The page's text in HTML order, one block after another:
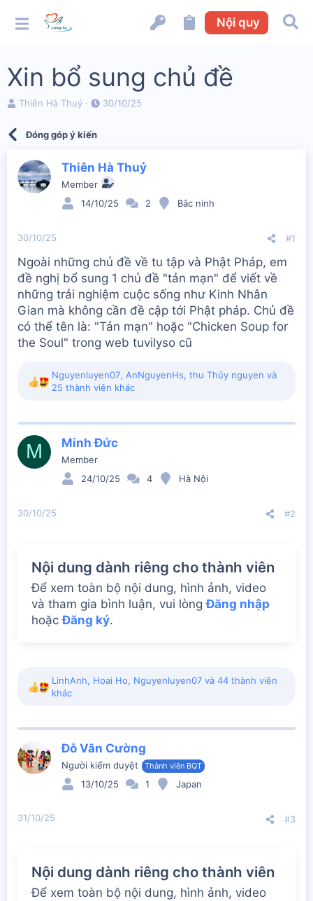
Nội quy
Xin bổ sung chủ đề
N
k
h
ở
o
Thiên Hà Thuỷ
N
ắ
t
đ
ầ
30/10/25
Đóng góp ý kiến
Thiên Hà Thuỷ
Member
14/10/25
2 Bắc ninh
30/10/25 #1
Ngoài những chủ đề về tu tập và Phật Pháp, em
đề nghị bổ sung 1 chủ đề "tản mạn" để viết về
những trải nghiệm cuộc sống như Kinh Nhân
Gian mà không cần đề cập tới Phật pháp. Chủ đề
có thể tên là: "Tản mạn" hoặc "Chicken Soup for
the Soul" trong web tuvilyso cũ
R
c
t
i
o
Nguyenluyen07, AnNguyenHs, thu Thủy nguyen và
25 thành viên khác
M Minh Đức
Member
24/10/25
4 Hà Nội
30/10/25 #2
Nội dung dành riêng cho thành viên
Để xem toàn bộ nội dung, hình ảnh, video
và tham gia bình luận, vui lòngĐăng nhập
hoặcĐăng ký.
R
c
i
o
LinhAnh, Hoai Ho, Nguyenluyen07 và 44 thành viên
khác
Đỗ Văn Cường
Người kiểm duyệt Thành viên BQT
13/10/25 1 Japan
31/10/25 #3
Nội dung dành riêng cho thành viên
Để xem toàn bộ nội dung, hình ảnh, video